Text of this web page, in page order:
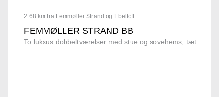
2.68 km fra Femmøller Strand og Ebeltoft
FEMMØLLER STRAND BB
To luksus dobbeltværelser med stue og sovehems, tæt...